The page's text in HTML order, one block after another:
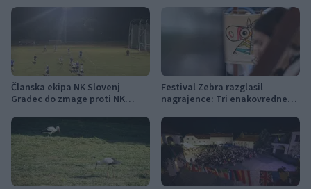
Članska ekipa NK Slovenj
Gradec do zmage proti NK
Festival Zebra razglasil
nagrajence: Tri enakovredne
občinstva